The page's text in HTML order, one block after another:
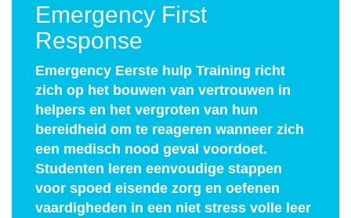
Emergency First
Response
Emergency Eerste hulp Training richt
zich op het bouwen van vertrouwen in
helpers en het vergroten van hun
bereidheid om te reageren wanneer zich
een medisch nood geval voordoet.
Studenten leren eenvoudige stappen
voor spoed eisende zorg en oefenen
vaardigheden in een niet stress volle leer